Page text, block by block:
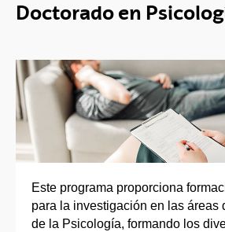
Doctorado en
Este programa proporciona
para la investigación en las áreas
de la Psicología, formando los